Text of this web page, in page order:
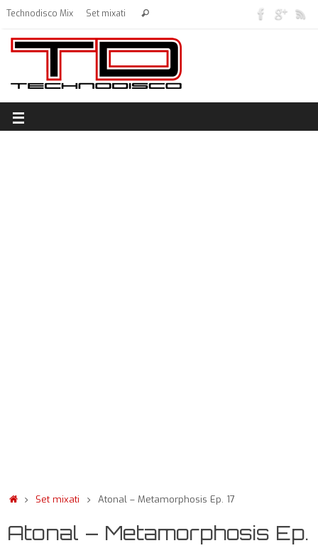
Technodisco Mix Set mixati
Set mixati Atonal – Metamorphosis Ep. 17
Atonal – Metamorphosis Ep.